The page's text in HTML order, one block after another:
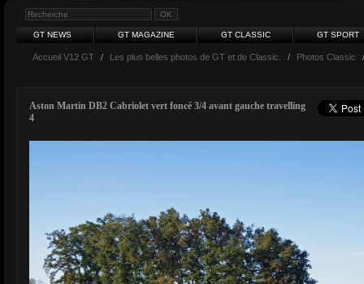
GT NEWS GT MAGAZINE GT CLASSIC GT SPORT
Accueil V12 GT / Les plus belles photos de GT et de Classic. / Photos Classic
Aston Martin DB2 Cabriolet vert foncé 3/4 avant gauche travelling
4